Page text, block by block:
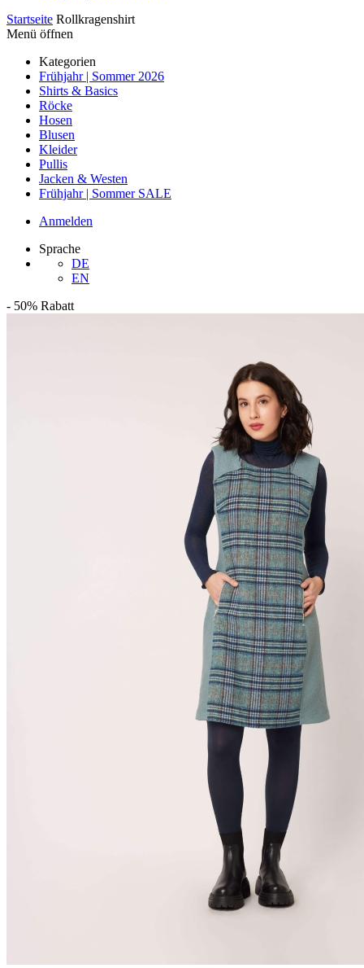
Startseite Rollkragenshirt
Menü öffnen
Kategorien
Frühjahr | Sommer 2026
Shirts & Basics
Röcke
Hosen
Blusen
Kleider
Pullis
Jacken & Westen
Frühjahr | Sommer SALE
Anmelden
Sprache
DE
EN
- 50% Rabatt